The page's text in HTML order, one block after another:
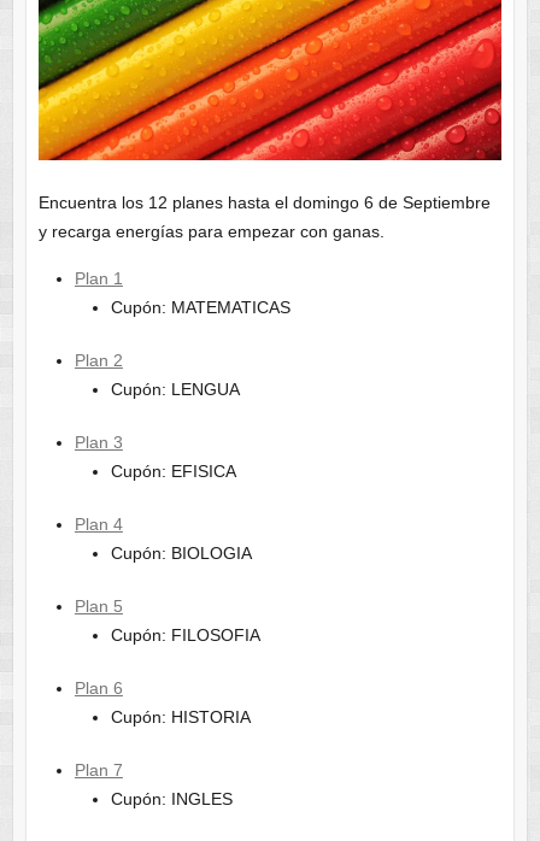
Encuentra los 12 planes hasta el domingo 6 de Septiembre
y recarga energías para empezar con ganas.
Plan 1
Cupón: MATEMATICAS
Plan 2
Cupón: LENGUA
Plan 3
Cupón: EFISICA
Plan 4
Cupón: BIOLOGIA
Plan 5
Cupón: FILOSOFIA
Plan 6
Cupón: HISTORIA
Plan 7
Cupón: INGLES